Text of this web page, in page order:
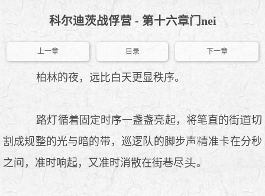
科尔迪茨战俘营 - 第十六章门nei
上一章 目录 下一章
柏林的夜，远比白天更显秩序。
路灯循着固定时序一盏盏亮起，将笔直的街
切
割成规整的光与暗的带，巡逻队的脚步声
准卡在分秒
之间，准时响起，又准时消散在街巷尽
。